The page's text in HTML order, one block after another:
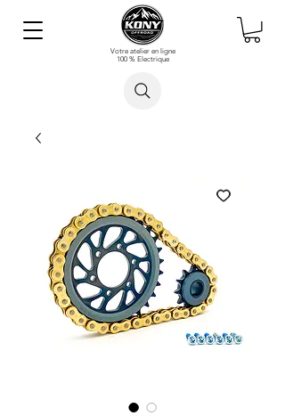
Votre atelier en ligne
100 % Electrique